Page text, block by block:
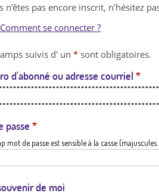
n
l
e
n'êtes pas encore inscrit, n'hésitez
Comment se connecter ?
suivis d' un * sont obligatoires.
d'abonné ou adresse courriel *
passe *
mot de passe est sensible à la casse
de moi